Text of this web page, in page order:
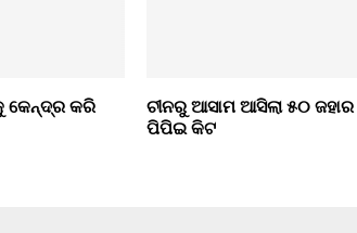
କେନ୍ଦ୍ର କରି ଚୀନରୁ ଆସାମ ଆସିଲା ୫୦ ଜହାର
ପିପିଇ କିଟ